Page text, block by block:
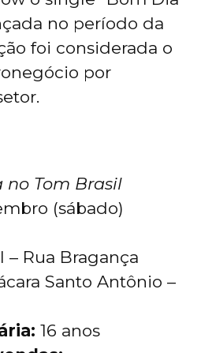
no período da
foi considerada o
por
Tom Brasil
(sábado)
– Rua Bragança
Santo Antônio –
16 anos